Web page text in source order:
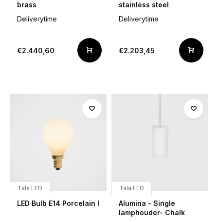
brass
Deliverytime
€2.440,60
stainless steel
Deliverytime
€2.203,45
Tala LED
LED Bulb E14 Porcelain I
Tala LED
Alumina - Single
lamphouder- Chalk